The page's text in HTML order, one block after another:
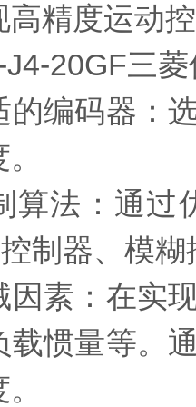
精度运动控
20GF三菱
码器：选
法：通过优
制器、模
：在实现
载惯量等。